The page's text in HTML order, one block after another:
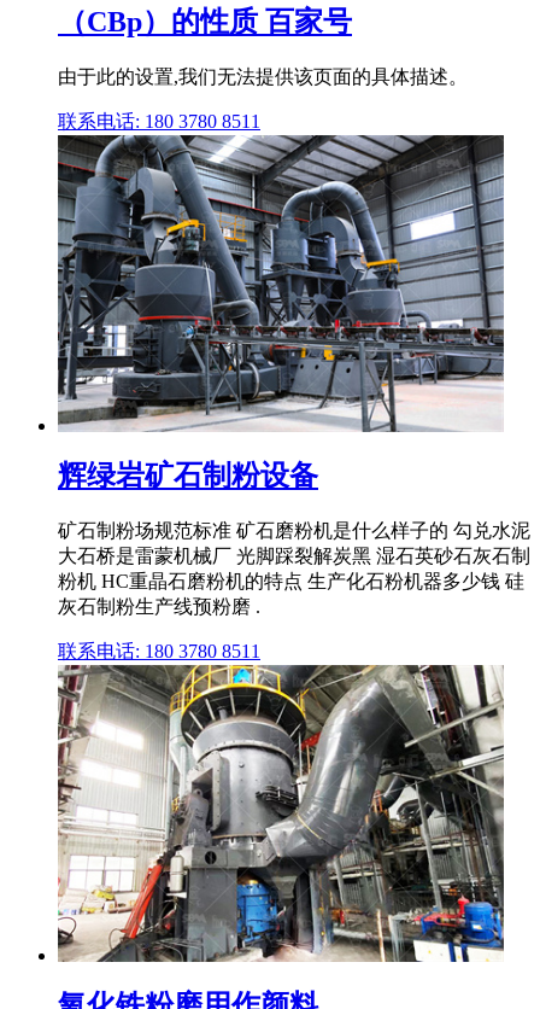
（CBp）的性质 百家号
由于此的设置,我们无法提供该页面的具体描述。
联系电话: 180 3780 8511
辉绿岩矿石制粉设备
矿石制粉场规范标准 矿石磨粉机是什么样子的 勾兑水泥
大石桥是雷蒙机械厂 光脚踩裂解炭黑 湿石英砂石灰石制
粉机 HC重晶石磨粉机的特点 生产化石粉机器多少钱 硅
灰石制粉生产线预粉磨 .
联系电话: 180 3780 8511